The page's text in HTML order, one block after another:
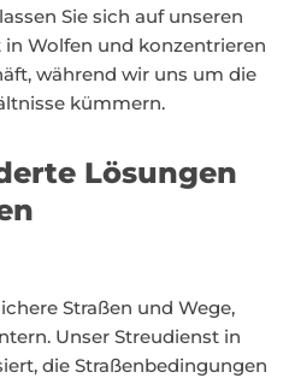
Sie sich auf unseren
Wolfen und konzentrieren
während wir uns um die
kümmern.
Lösungen
Straßen und Wege,
Unser Streudienst in
die Straßenbedingungen